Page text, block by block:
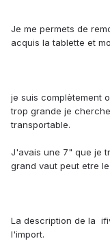
Je me permets de
acquis la tablette et
je suis complètement
trop grande je
transportable.
J'avais une 7" que je
grand vaut peut etre
La description de la
l'import.